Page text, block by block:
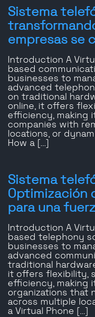
Sistema
empresas se
Introduction A
based
businesses to
advanced
on traditional
online, it offers
efficiency, making
companies with
locations, or
How a […]
Sistema
Optimización
para una
Introduction A
based telephony
businesses to
advanced
traditional
it offers flexibility,
efficiency, making
organizations that
across multiple
a Virtual Phone […]